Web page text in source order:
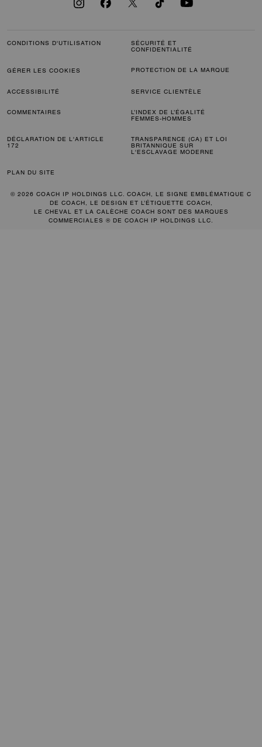
CONDITIONS D'UTILISATION
SÉCURITÉ ET
CONFIDENTIALITÉ
GÉRER LES COOKIES PROTECTION DE LA MARQUE
ACCESSIBILITÉ SERVICE CLIENTÈLE
COMMENTAIRES
L’INDEX DE L’ÉGALITÉ
FEMMES-HOMMES
DÉCLARATION DE L'ARTICLE
172
TRANSPARENCE (CA) ET LOI
BRITANNIQUE SUR
L'ESCLAVAGE MODERNE
PLAN DU SITE
© 2026 COACH IP HOLDINGS LLC. COACH, LE SIGNE EMBLÉMATIQUE C
DE COACH, LE DESIGN ET L’ÉTIQUETTE COACH,
LE CHEVAL ET LA CALÈCHE COACH SONT DES MARQUES
COMMERCIALES ® DE COACH IP HOLDINGS LLC.